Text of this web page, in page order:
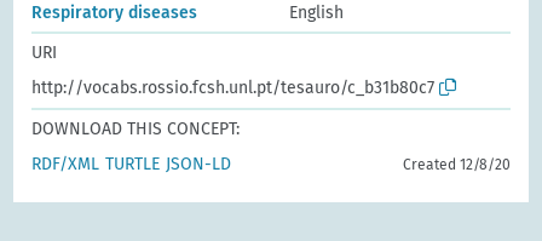
Respiratory diseases
English
URI
http://vocabs.rossio.fcsh.unl.pt/tesauro/c_b31b80c7
DOWNLOAD THIS CONCEPT:
RDF/XML TURTLE JSON-LD Created 12/8/20